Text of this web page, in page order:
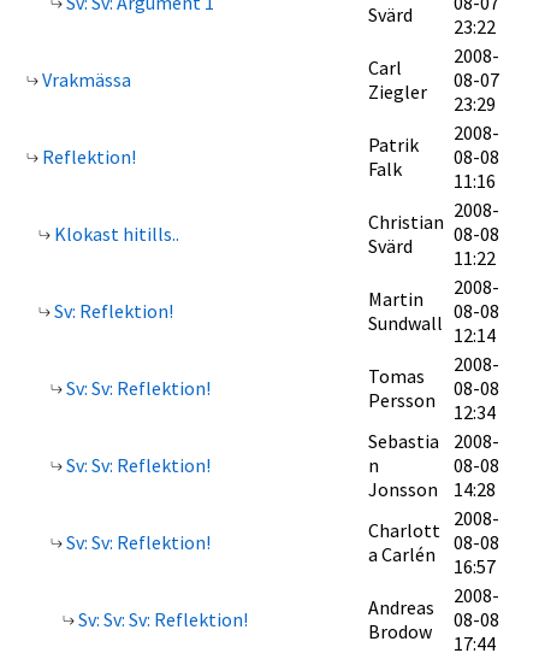
Svärd
23:22
Vrakmässa
Carl
Ziegler
2008-
08-07
23:29
Reflektion!
Patrik
Falk
2008-
08-08
11:16
Klokast hitills..
Christian
Svärd
2008-
08-08
11:22
Sv: Reflektion!
Martin
Sundwall
2008-
08-08
12:14
Sv: Sv: Reflektion!
Tomas
Persson
2008-
08-08
12:34
Sv: Sv: Reflektion!
Sebastia
n
Jonsson
2008-
08-08
14:28
Sv: Sv: Reflektion!
Charlott
a Carlén
2008-
08-08
16:57
Sv: Sv: Sv: Reflektion!
Andreas
Brodow
2008-
08-08
17:44